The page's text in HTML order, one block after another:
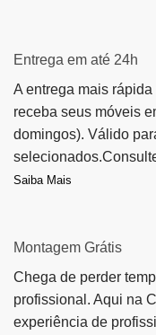
Entrega em até 24h
A entrega mais
receba seus móveis
domingos). Válido
Saiba Mais
Montagem Grátis
Chega de perder
profissional. Aqui na
experiência de